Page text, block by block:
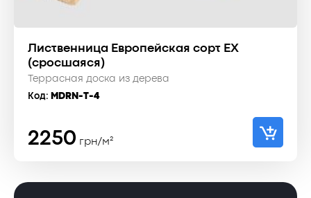
Лиственница Европейская сорт EX
(сросшаяся)
Террасная доска из дерева
Код: MDRN-T-4
2250 грн/м²